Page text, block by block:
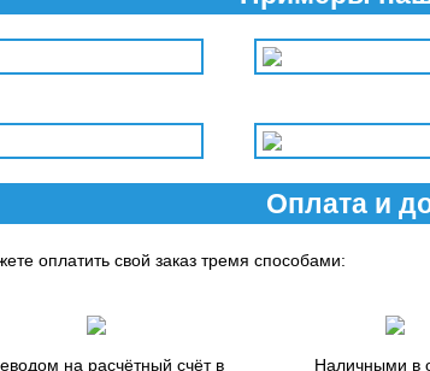
Оплата и
оплатить свой заказ тремя способами:
на расчётный счёт в
Наличными в